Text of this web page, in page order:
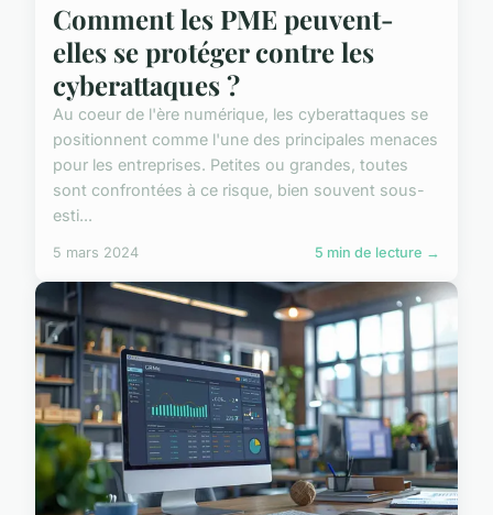
Comment les PME peuvent-
elles se protéger contre les
cyberattaques ?
Au coeur de l'ère numérique, les cyberattaques se
positionnent comme l'une des principales menaces
pour les entreprises. Petites ou grandes, toutes
sont confrontées à ce risque, bien souvent sous-
esti...
5 mars 2024 5 min de lecture →